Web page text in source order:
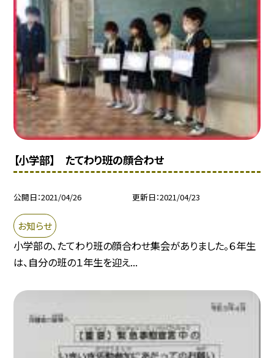
【小学部】 たてわり班の顔合わせ
公開日 2021/04/26 更新日 2021/04/23
お知らせ
小学部の、たてわり班の顔合わせ集会がありました。６年生
は、自分の班の１年生を迎え...